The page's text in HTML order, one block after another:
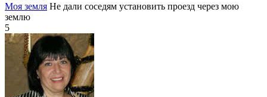
Моя земля Не дали соседям установить проезд через мою
землю
5